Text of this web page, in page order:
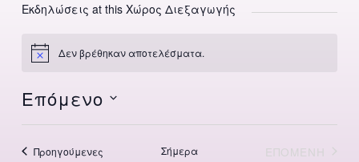
Εκδηλώσεις at this Χώρος Διεξαγωγής
Notice Δεν βρέθηκαν αποτελέσματα.
Επόμενο
ΠροηγούμενεςΕκδηλώσεις Σήμερα